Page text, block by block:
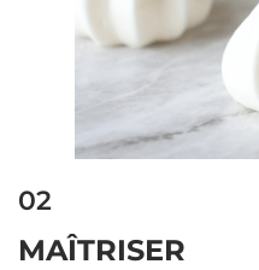
02
MAÎTRISER